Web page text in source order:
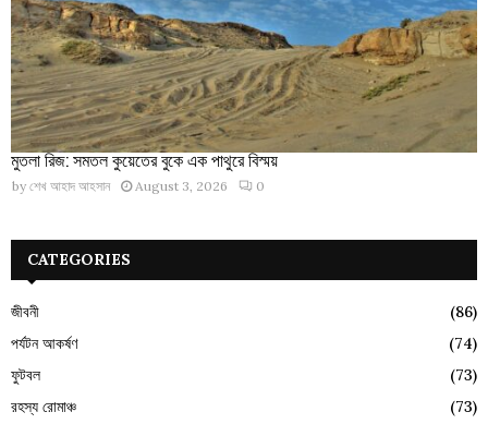
মুতলা রিজ: সমতল কুয়েতের বুকে এক পাথুরে বিস্ময়
by শেখ আহাদ আহসান August 3, 2026 0
CATEGORIES
জীবনী
(86)
পর্যটন আকর্ষণ
(74)
ফুটবল
(73)
রহস্য রোমাঞ্চ
(73)